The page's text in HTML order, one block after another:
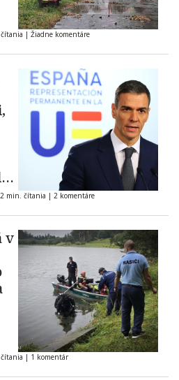
| Žiadne komentáre
2 min. čítania | 2 komentáre
v
| 1 komentár